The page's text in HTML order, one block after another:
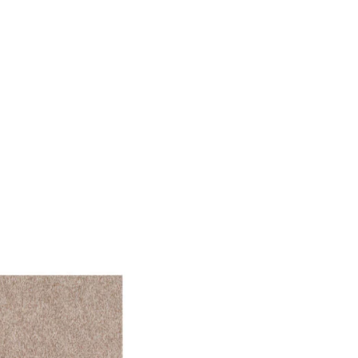
unserer
Nutzung der
ändern, wie die
Website verhalten,